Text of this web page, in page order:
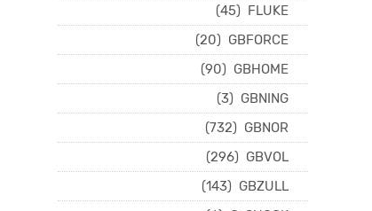
FLUKE
(45)
GBFORCE
(20)
GBHOME
(90)
GBNING
(3)
GBNOR
(732)
GBVOL
(296)
GBZULL
(143)